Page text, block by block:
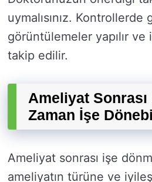
uymalısınız.
görüntülemeler yapılır
takip edilir.
Ameliyat Sonrası
Zaman İşe
Ameliyat sonrası işe
ameliyatın türüne ve